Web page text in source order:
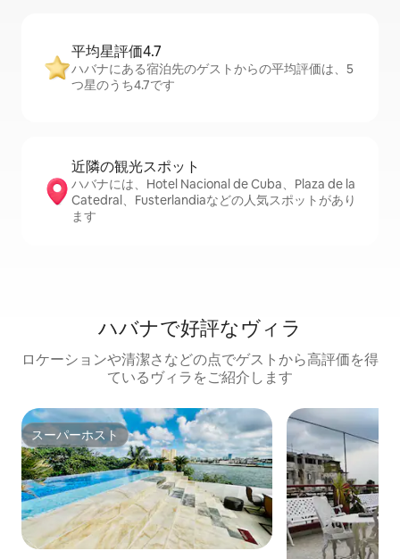
平均星評価4.7
ハバナにある宿泊先のゲストからの平均評価は、5
つ星のうち4.7です
近隣の観光ス⁠ポ⁠ッ⁠ト
ハバナには、Hotel Nacional de Cuba、Plaza de la
Catedral、Fusterlandiaなどの人気スポットがあり
ます
ハバナで好評なヴィラ
ロケーションや清潔さなどの点でゲストから高評価を得
ているヴィラをご紹介します
スーパーホスト
スーパーホスト